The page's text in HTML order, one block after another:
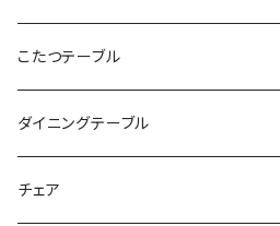
こたつテーブル
ダイニングテーブル
チェア